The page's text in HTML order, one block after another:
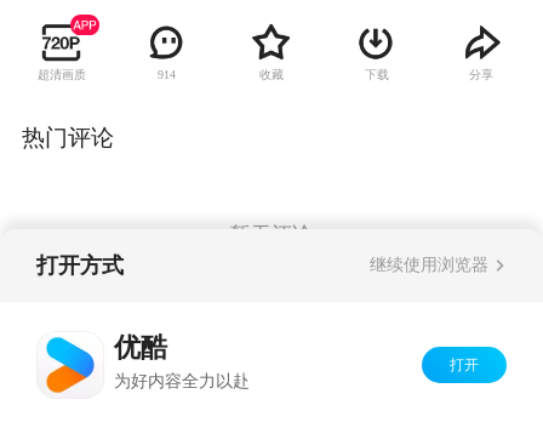
统情报处成员余则成受命前往南京刺杀叛徒，却
意外走上了另一条道路。经中共策反，余则成以
地下党的身份重返军统，成为扎入国民党心脏的
超清画质 914 收藏 下载 分享
热门评论
暂无评论
打开方式 继续使用浏览器
优酷
为好内容全力以赴
打开